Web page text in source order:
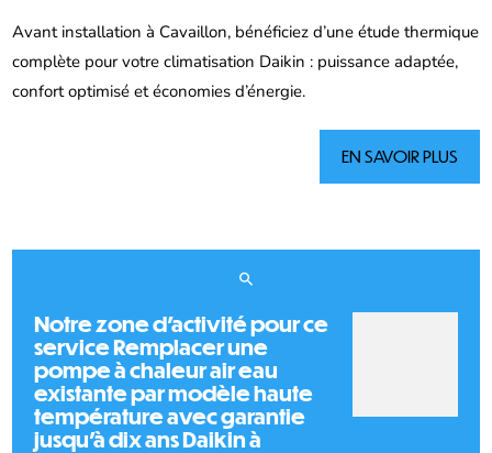
Avant installation à Cavaillon, bénéficiez d’une étude thermique
complète pour votre climatisation Daikin : puissance adaptée,
confort optimisé et économies d’énergie.
EN SAVOIR PLUS
Notre zone d'activité pour ce
service Remplacer une
pompe à chaleur air eau
existante par modèle haute
température avec garantie
jusqu'à dix ans Daikin à